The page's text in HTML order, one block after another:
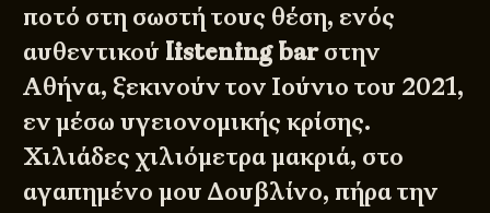
ποτό στη σωστή τους θέση, ενός
αυθεντικού listening barστην
Αθήνα, ξεκινούν τον Ιούνιο του 2021,
εν μέσω υγειονομικής κρίσης.
Χιλιάδες χιλιόμετρα μακριά, στο
αγαπημένο μου Δουβλίνο, πήρα την